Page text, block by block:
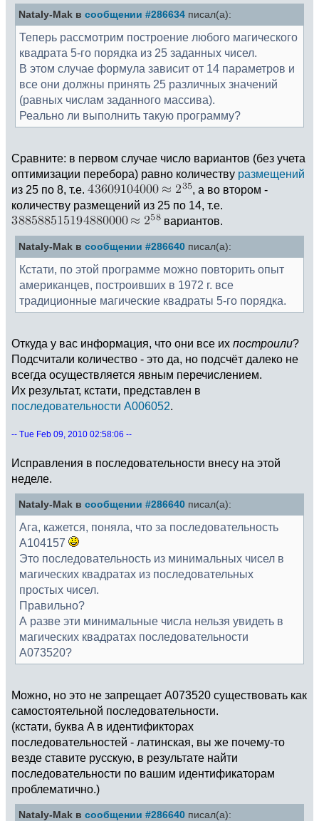
Nataly-Mak в сообщении #286634 писал(а):
Теперь рассмотрим построение любого магического
квадрата 5-го порядка из 25 заданных чисел.
В этом случае формула зависит от 14 параметров и
все они должны принять 25 различных значений
(равных числам заданного массива).
Реально ли выполнить такую программу?
Сравните: в первом случае число вариантов (без учета
оптимизации перебора) равно количеству размещений
из 25 по 8, т.е.
, а во втором -
количеству размещений из 25 по 14, т.е.
вариантов.
Nataly-Mak в сообщении #286640 писал(а):
Кстати, по этой программе можно повторить опыт
американцев, построивших в 1972 г. все
традиционные магические квадраты 5-го порядка.
Откуда у вас информация, что они все их построили?
Подсчитали количество - это да, но подсчёт далеко не
всегда осуществляется явным перечислением.
Их результат, кстати, представлен в
последовательности A006052.
-- Tue Feb 09, 2010 02:58:06 --
Исправления в последовательности внесу на этой
неделе.
Nataly-Mak в сообщении #286640 писал(а):
Ага, кажется, поняла, что за последовательность
А104157
Это последовательность из минимальных чисел в
магических квадратах из последовательных
простых чисел.
Правильно?
А разве эти минимальные числа нельзя увидеть в
магических квадратах последовательности
А073520?
Можно, но это не запрещает A073520 существовать как
самостоятельной последовательности.
(кстати, буква A в идентификторах
последовательностей - латинская, вы же почему-то
везде ставите русскую, в результате найти
последовательности по вашим идентификаторам
проблематично.)
Nataly-Mak в сообщении #286640 писал(а):